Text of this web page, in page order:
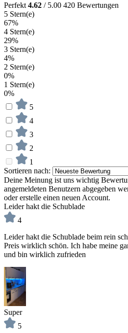
Perfekt 4.62 / 5.00 420 Bewertungen
5 Stern(e)
67%
4 Stern(e)
29%
3 Stern(e)
4%
2 Stern(e)
0%
1 Stern(e)
0%
5
4
3
2
1
Sortieren nach:
Deine Meinung ist uns wichtig
angemeldeten Benutzern abgegeben
oder erstelle einen neuen Account.
Leider hakt die Schublade
4
Leider hakt die Schublade beim rein
Preis wirklich schön. Ich habe meine
und bin wirklich zufrieden
Super
5